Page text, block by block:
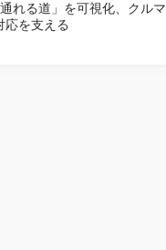
れる道」を可視化、クルマ
応を支える